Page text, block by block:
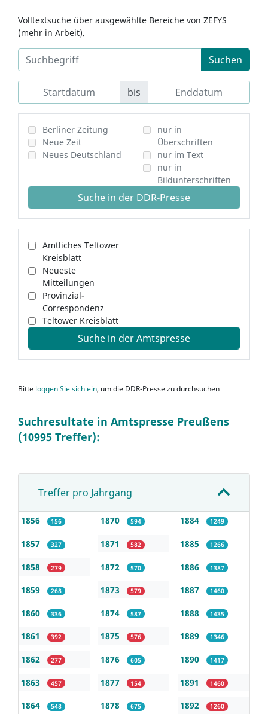
Volltextsuche über ausgewählte Bereiche von ZEFYS
(mehr in Arbeit).
Suchen
bis
Berliner Zeitung
Neue Zeit
Neues Deutschland
nur in
Überschriften
nur im Text
nur in
Bildunterschriften
Suche in der DDR-Presse
Amtliches Teltower
Kreisblatt
Neueste
Mitteilungen
Provinzial-
Correspondenz
Teltower Kreisblatt
Suche in der Amtspresse
Bitte loggen Sie sich ein, um die DDR-Presse zu durchsuchen
Suchresultate in Amtspresse Preußens
(10995 Treffer):
Treffer pro Jahrgang
1856 156
1857 327
1858 279
1859 268
1860 336
1861 392
1862 277
1863 457
1864 548
1870 594
1871 582
1872 570
1873 579
1874 587
1875 576
1876 605
1877 154
1878 675
1884 1249
1885 1266
1886 1387
1887 1460
1888 1435
1889 1346
1890 1417
1891 1460
1892 1260